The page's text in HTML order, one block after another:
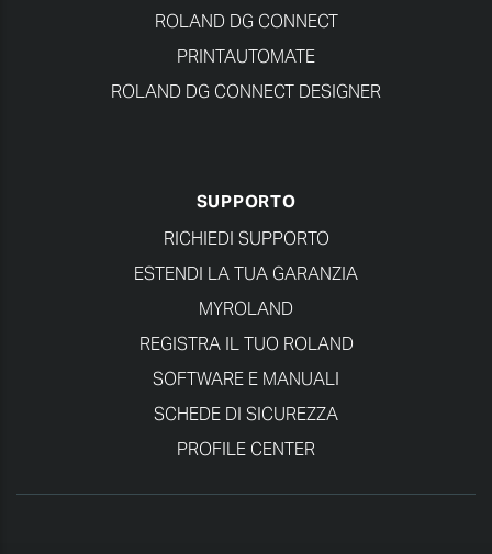
ROLAND DG CONNECT
PRINTAUTOMATE
ROLAND DG CONNECT DESIGNER
SUPPORTO
RICHIEDI SUPPORTO
ESTENDI LA TUA GARANZIA
MYROLAND
REGISTRA IL TUO ROLAND
SOFTWARE E MANUALI
SCHEDE DI SICUREZZA
PROFILE CENTER